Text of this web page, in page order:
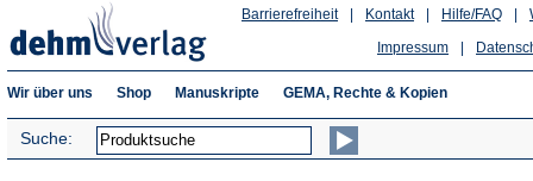
Hilfe/FAQ
Kontakt
Barrierefreiheit
Impressum
Wir über uns Shop Manuskripte GEMA, Rechte & Kopien
Suche: